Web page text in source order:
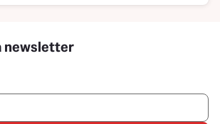
newsletter